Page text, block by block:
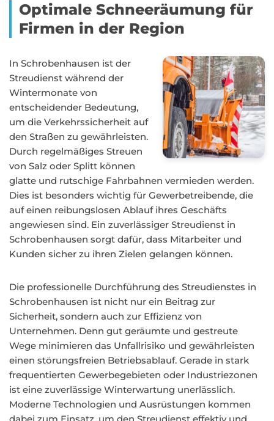
Optimale Schneeräumung für
Firmen in der Region
In Schrobenhausen ist der
Streudienst während der
Wintermonate von
entscheidender Bedeutung,
um die Verkehrssicherheit auf
den Straßen zu gewährleisten.
Durch regelmäßiges Streuen
von Salz oder Splitt können
glatte und rutschige Fahrbahnen vermieden werden.
Dies ist besonders wichtig für Gewerbetreibende, die
auf einen reibungslosen Ablauf ihres Geschäfts
angewiesen sind. Ein zuverlässiger Streudienst in
Schrobenhausen sorgt dafür, dass Mitarbeiter und
Kunden sicher zu ihren Zielen gelangen können.
Die professionelle Durchführung des Streudienstes in
Schrobenhausen ist nicht nur ein Beitrag zur
Sicherheit, sondern auch zur Effizienz von
Unternehmen. Denn gut geräumte und gestreute
Wege minimieren das Unfallrisiko und gewährleisten
einen störungsfreien Betriebsablauf. Gerade in stark
frequentierten Gewerbegebieten oder Industriezonen
ist eine zuverlässige Winterwartung unerlässlich.
Moderne Technologien und Ausrüstungen kommen